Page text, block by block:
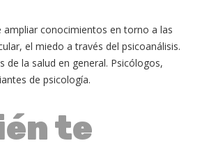
ampliar conocimientos en torno a las
el miedo a través del psicoanálisis.
de la salud en general. Psicólogos,
de psicología.
te